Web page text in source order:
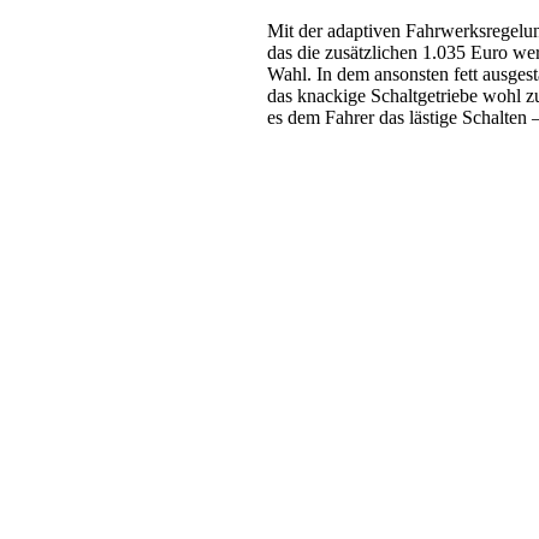
Mit der adaptiven
das die zusätzlichen 1.035 Euro
Wahl. In dem ansonsten fett
das knackige Schaltgetriebe wohl
es dem Fahrer das lästige